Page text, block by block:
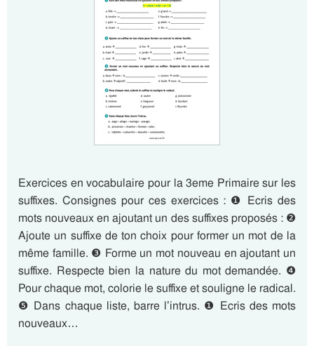
Exercices en vocabulaire pour la 3eme Primaire sur les
suffixes. Consignes pour ces exercices : ❶ Ecris des
mots nouveaux en ajoutant un des suffixes proposés : ❷
Ajoute un suffixe de ton choix pour former un mot de la
même famille. ❸ Forme un mot nouveau en ajoutant un
suffixe. Respecte bien la nature du mot demandée. ❹
Pour chaque mot, colorie le suffixe et souligne le radical.
❺ Dans chaque liste, barre l’intrus. ❶ Ecris des mots
nouveaux…